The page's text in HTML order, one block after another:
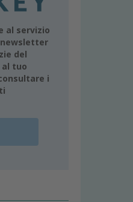
al servizio
del
al tuo
i